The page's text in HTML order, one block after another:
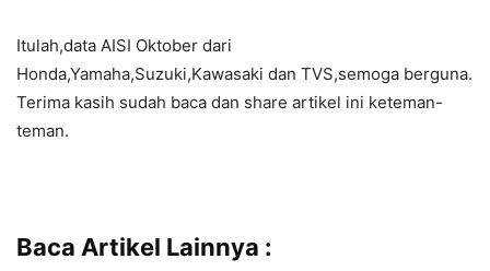
Itulah,data AISI Oktober dari
Honda,Yamaha,Suzuki,Kawasaki dan TVS,semoga berguna.
Terima kasih sudah baca dan share artikel ini keteman-
teman.
Baca Artikel Lainnya :